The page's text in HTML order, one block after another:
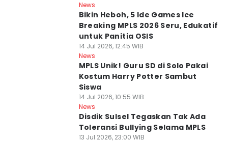
News
Bikin Heboh, 5 Ide Games Ice
Breaking MPLS 2026 Seru, Edukatif
untuk Panitia OSIS
14 Jul 2026, 12:45 WIB
News
MPLS Unik! Guru SD di Solo Pakai
Kostum Harry Potter Sambut
Siswa
14 Jul 2026, 10:55 WIB
News
Disdik Sulsel Tegaskan Tak Ada
Toleransi Bullying Selama MPLS
13 Jul 2026, 23:00 WIB